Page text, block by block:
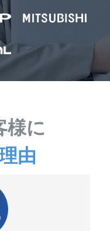
様に
由